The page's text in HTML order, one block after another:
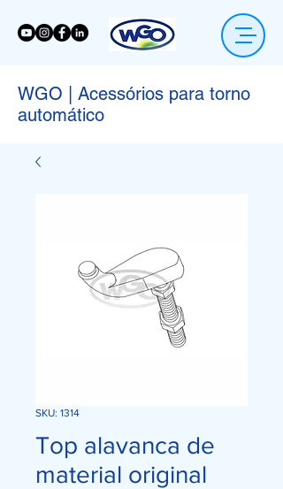
WGO | Acessórios para torno
automático
SKU: 1314
Top alavanca de
material original